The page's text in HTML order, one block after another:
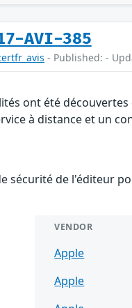
AVI-385
- Published: -
ont été
à distance et un
sécurité de l'éditeur
VENDOR
Apple
Apple